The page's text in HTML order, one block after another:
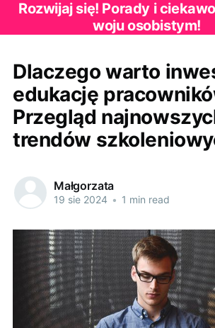
Rozwijaj się! Porady i
woju osobistym!
Dlaczego warto
edukację
Przegląd
trendów
Małgorzata
19 sie 2024 • 1 min read